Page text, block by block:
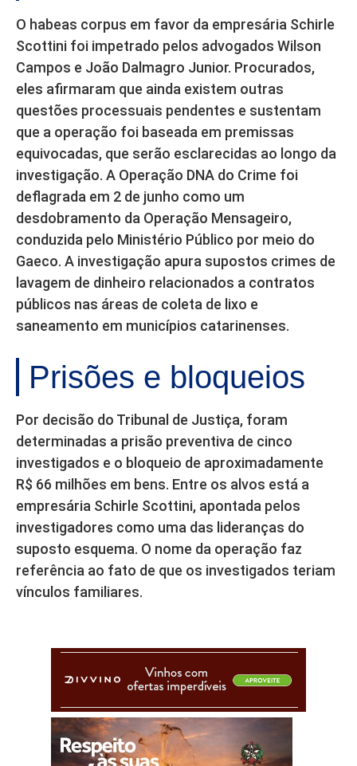
O habeas corpus em favor da empresária Schirle
Scottini foi impetrado pelos advogados Wilson
Campos e João Dalmagro Junior. Procurados,
eles afirmaram que ainda existem outras
questões processuais pendentes e sustentam
que a operação foi baseada em premissas
equivocadas, que serão esclarecidas ao longo da
investigação. A Operação DNA do Crime foi
deflagrada em 2 de junho como um
desdobramento da Operação Mensageiro,
conduzida pelo Ministério Público por meio do
Gaeco. A investigação apura supostos crimes de
lavagem de dinheiro relacionados a contratos
públicos nas áreas de coleta de lixo e
saneamento em municípios catarinenses.
Prisões e bloqueios
Por decisão do Tribunal de Justiça, foram
determinadas a prisão preventiva de cinco
investigados e o bloqueio de aproximadamente
R$ 66 milhões em bens. Entre os alvos está a
empresária Schirle Scottini, apontada pelos
investigadores como uma das lideranças do
suposto esquema. O nome da operação faz
referência ao fato de que os investigados teriam
vínculos familiares.